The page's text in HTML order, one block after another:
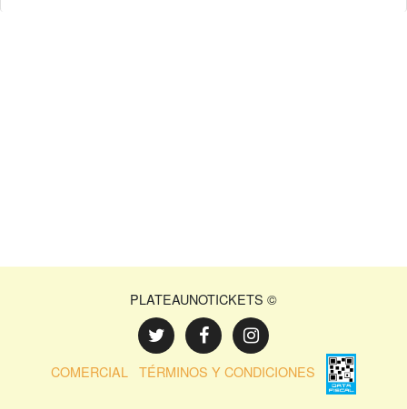
PLATEAUNOTICKETS ©
COMERCIAL TÉRMINOS Y CONDICIONES